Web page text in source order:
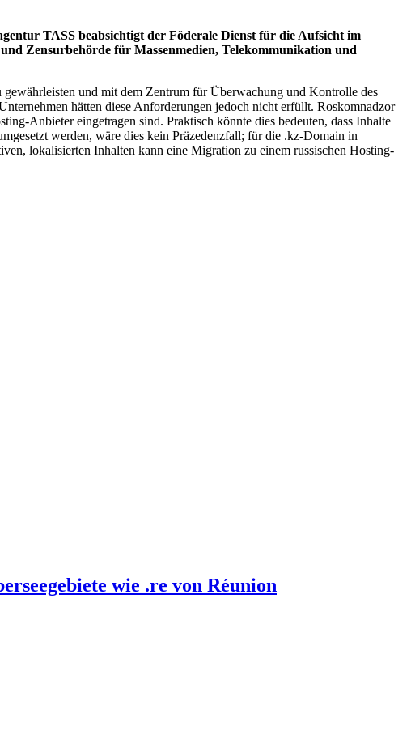
TASS beabsichtigt der Föderale Dienst für die Aufsicht im
Zensurbehörde für Massenmedien, Telekommunikation und
und mit dem Zentrum für Überwachung und Kontrolle des
hätten diese Anforderungen jedoch nicht erfüllt. Roskomnadzor
Anbieter eingetragen sind. Praktisch könnte dies bedeuten, dass Inhalte
werden, wäre dies kein Präzedenzfall; für die .kz-Domain in
lokalisierten Inhalten kann eine Migration zu einem russischen Hosting-
wie .re von Réunion